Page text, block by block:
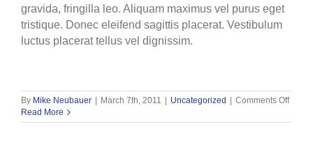
gravida, fringilla leo. Aliquam maximus vel purus eget
tristique. Donec eleifend sagittis placerat. Vestibulum
luctus placerat tellus vel dignissim.
By Mike Neubauer March 7th, 2011 Uncategorized Comments Offon
Read More